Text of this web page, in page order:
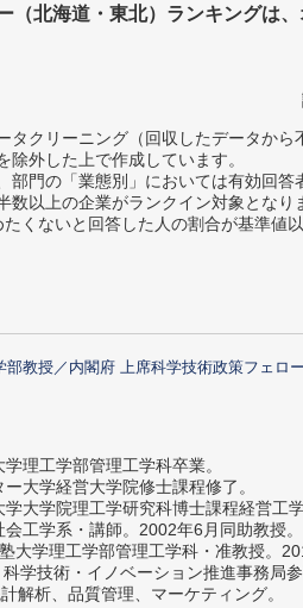
（北海道・東北）ランキングは
クリーニング（回収したデータから
外した上で作成しています。
門の「業態別」においては有効回
以上の企業がランクイン対象となり
くないと回答した人の割合が基準値
部教授／内閣府 上席科学技術政策フェロー
理工学部管理工学科卒業。
大学経営大学院修士課程修了。
大学院理工学研究科博士課程経営工
工学系・講師。2002年6月同助教授。
大学理工学部管理工学科・准教授。
学技術・イノベーション推進事務局
解析、品質管理、マーケティング。